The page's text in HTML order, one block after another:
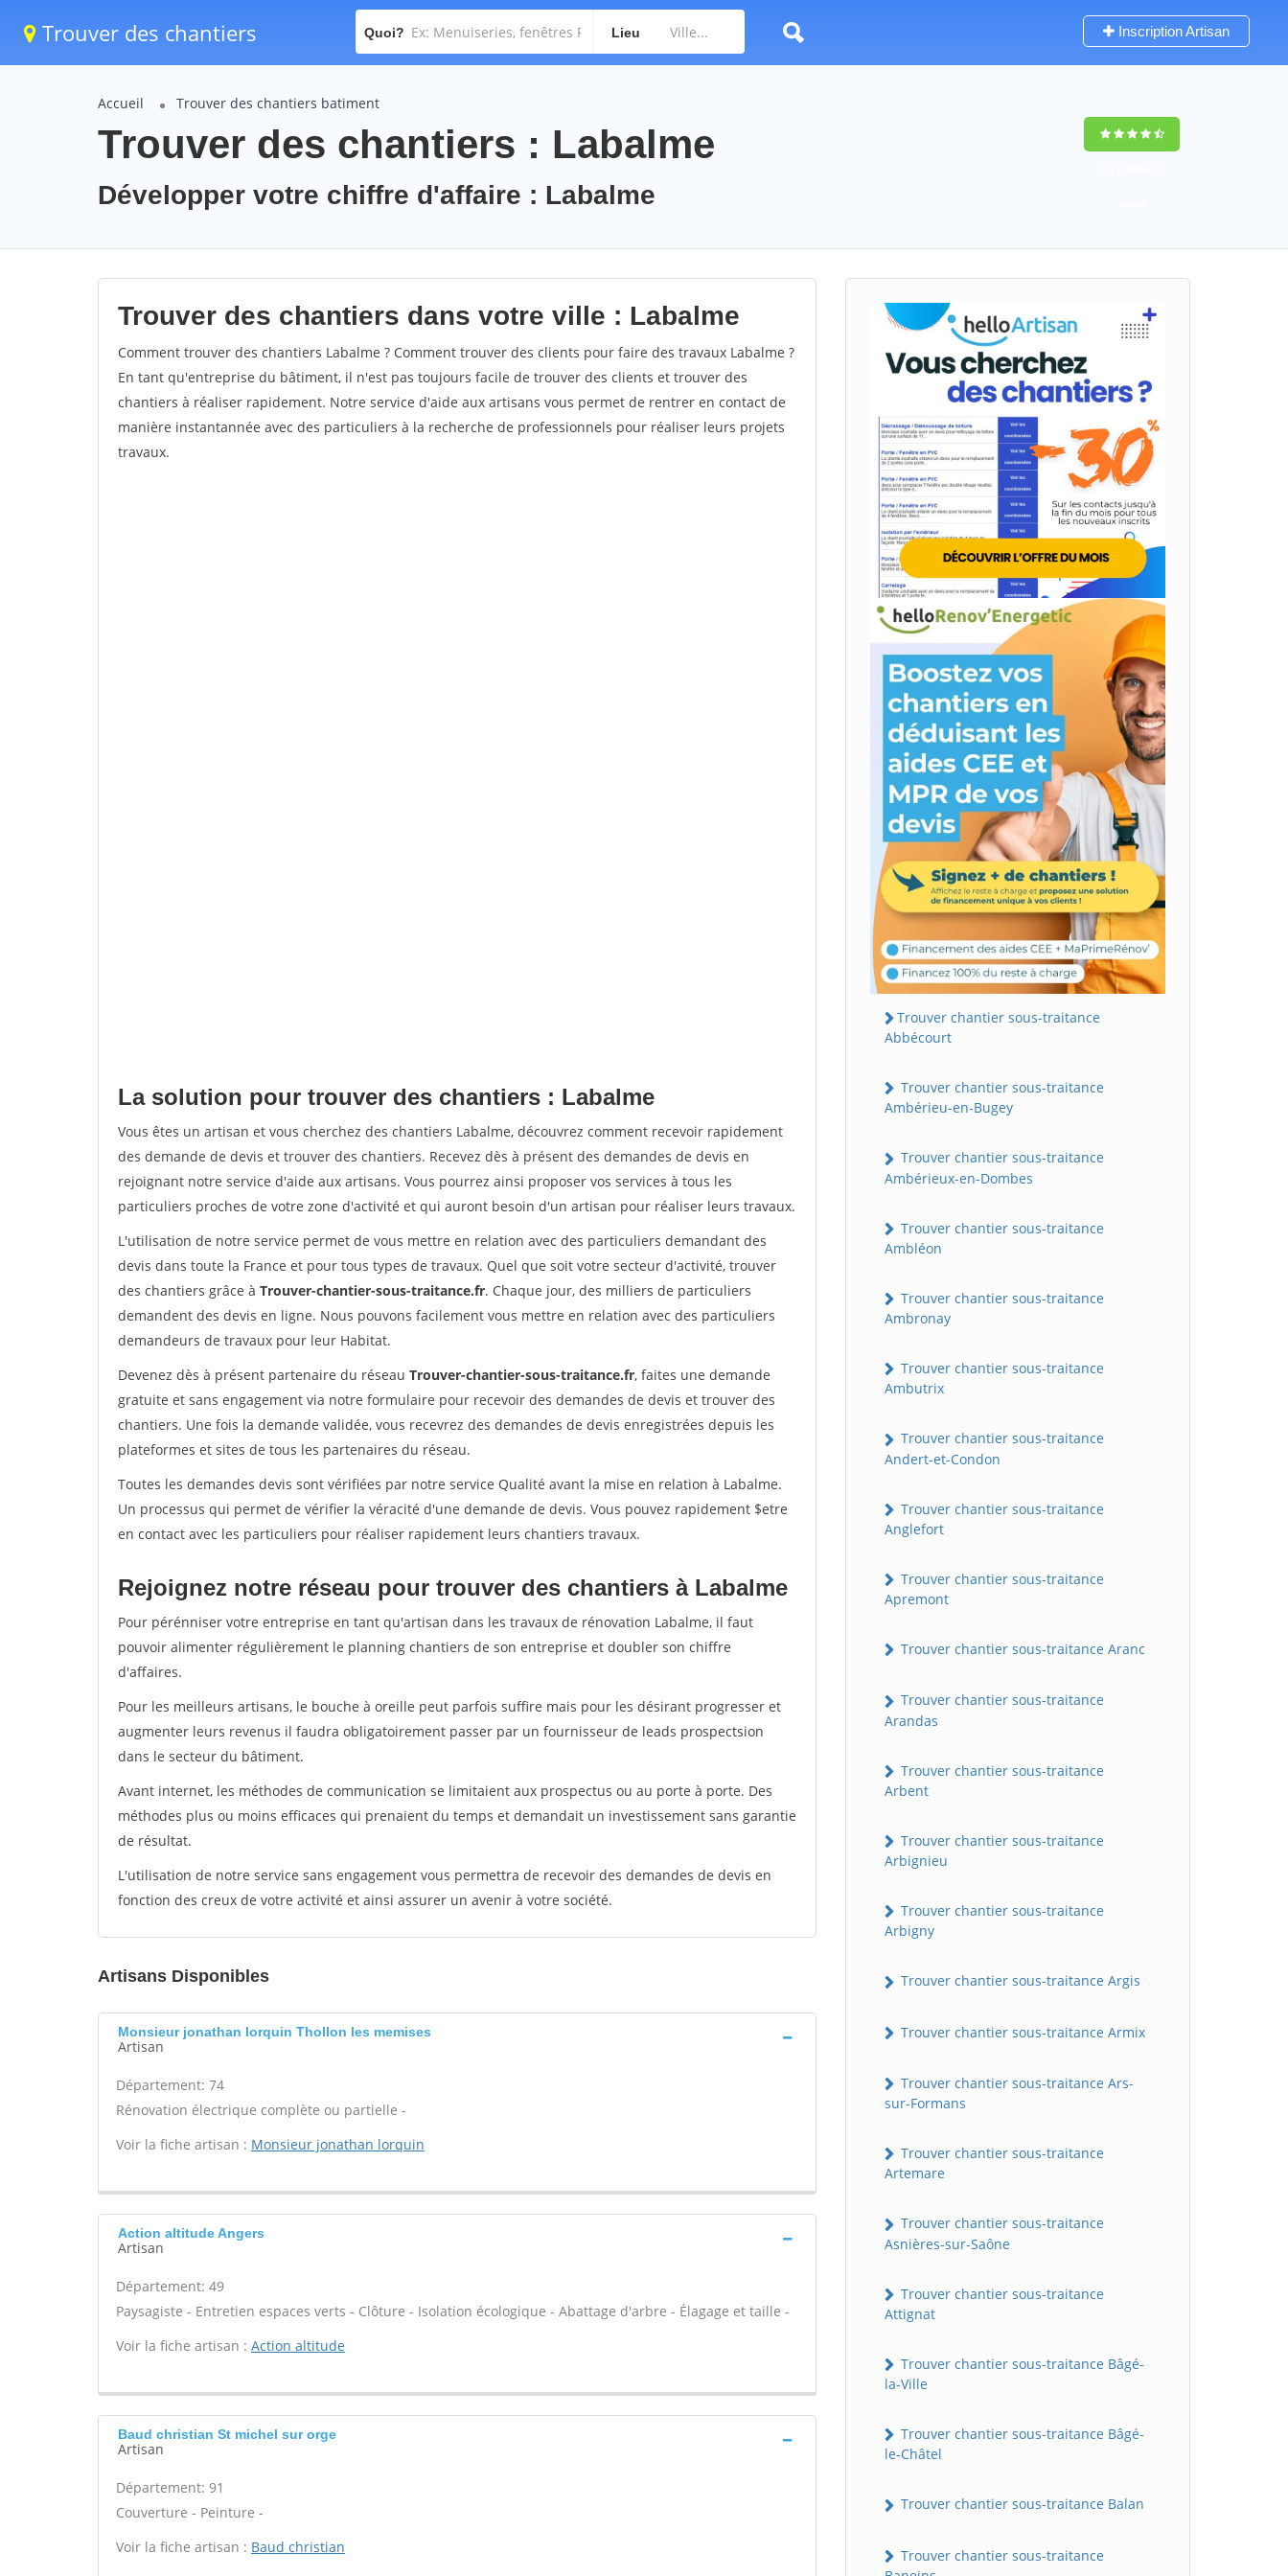
Trouver des chantiers Quoi? Lieu Inscription Artisan
Accueil Trouver des chantiers batiment
Trouver des chantiers : Labalme
Développer votre chiffre d'affaire : Labalme
Trouver des chantiers dans votre ville : Labalme
Comment trouver des chantiers Labalme ? Comment trouver des clients pour faire des travaux Labalme ?
En tant qu'entreprise du bâtiment, il n'est pas toujours facile de trouver des clients et trouver des
chantiers à réaliser rapidement. Notre service d'aide aux artisans vous permet de rentrer en contact de
manière instantannée avec des particuliers à la recherche de professionnels pour réaliser leurs projets
travaux.
La solution pour trouver des chantiers : Labalme
Vous êtes un artisan et vous cherchez des chantiers Labalme, découvrez comment recevoir rapidement
des demande de devis et trouver des chantiers. Recevez dès à présent des demandes de devis en
rejoignant notre service d'aide aux artisans. Vous pourrez ainsi proposer vos services à tous les
particuliers proches de votre zone d'activité et qui auront besoin d'un artisan pour réaliser leurs travaux.
L'utilisation de notre service permet de vous mettre en relation avec des particuliers demandant des
devis dans toute la France et pour tous types de travaux. Quel que soit votre secteur d'activité, trouver
des chantiers grâce à Trouver-chantier-sous-traitance.fr. Chaque jour, des milliers de particuliers
demandent des devis en ligne. Nous pouvons facilement vous mettre en relation avec des particuliers
demandeurs de travaux pour leur Habitat.
Devenez dès à présent partenaire du réseau Trouver-chantier-sous-traitance.fr, faites une demande
gratuite et sans engagement via notre formulaire pour recevoir des demandes de devis et trouver des
chantiers. Une fois la demande validée, vous recevrez des demandes de devis enregistrées depuis les
plateformes et sites de tous les partenaires du réseau.
Toutes les demandes devis sont vérifiées par notre service Qualité avant la mise en relation à Labalme.
Un processus qui permet de vérifier la véracité d'une demande de devis. Vous pouvez rapidement $etre
en contact avec les particuliers pour réaliser rapidement leurs chantiers travaux.
Rejoignez notre réseau pour trouver des chantiers à Labalme
Pour pérénniser votre entreprise en tant qu'artisan dans les travaux de rénovation Labalme, il faut
pouvoir alimenter régulièrement le planning chantiers de son entreprise et doubler son chiffre
d'affaires.
Pour les meilleurs artisans, le bouche à oreille peut parfois suffire mais pour les désirant progresser et
augmenter leurs revenus il faudra obligatoirement passer par un fournisseur de leads prospectsion
dans le secteur du bâtiment.
Avant internet, les méthodes de communication se limitaient aux prospectus ou au porte à porte. Des
méthodes plus ou moins efficaces qui prenaient du temps et demandait un investissement sans garantie
de résultat.
L'utilisation de notre service sans engagement vous permettra de recevoir des demandes de devis en
fonction des creux de votre activité et ainsi assurer un avenir à votre société.
Artisans Disponibles
Monsieur jonathan lorquin Thollon les memises
Artisan
Département: 74
Rénovation électrique complète ou partielle -
Voir la fiche artisan : Monsieur jonathan lorquin
Action altitude Angers
Artisan
Département: 49
Paysagiste - Entretien espaces verts - Clôture - Isolation écologique - Abattage d'arbre - Élagage et taille -
Voir la fiche artisan : Action altitude
Baud christian St michel sur orge
Artisan
Département: 91
Couverture - Peinture -
Voir la fiche artisan : Baud christian
Trouver chantier sous-traitance
Abbécourt
Trouver chantier sous-traitance
Ambérieu-en-Bugey
Trouver chantier sous-traitance
Ambérieux-en-Dombes
Trouver chantier sous-traitance
Ambléon
Trouver chantier sous-traitance
Ambronay
Trouver chantier sous-traitance
Ambutrix
Trouver chantier sous-traitance
Andert-et-Condon
Trouver chantier sous-traitance
Anglefort
Trouver chantier sous-traitance
Apremont
Trouver chantier sous-traitance Aranc
Trouver chantier sous-traitance
Arandas
Trouver chantier sous-traitance
Arbent
Trouver chantier sous-traitance
Arbignieu
Trouver chantier sous-traitance
Arbigny
Trouver chantier sous-traitance Argis
Trouver chantier sous-traitance Armix
Trouver chantier sous-traitance Ars-
sur-Formans
Trouver chantier sous-traitance
Artemare
Trouver chantier sous-traitance
Asnières-sur-Saône
Trouver chantier sous-traitance
Attignat
Trouver chantier sous-traitance Bâgé-
la-Ville
Trouver chantier sous-traitance Bâgé-
le-Châtel
Trouver chantier sous-traitance Balan
Trouver chantier sous-traitance